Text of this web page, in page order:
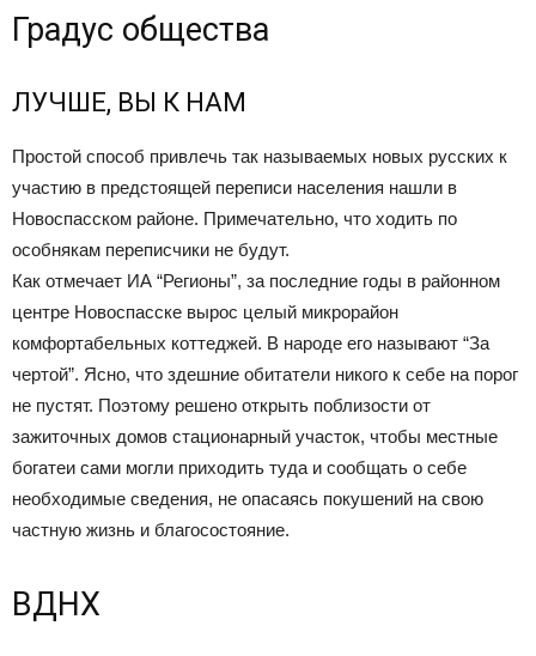
Градус общества
ЛУЧШЕ, ВЫ К НАМ
Простой способ привлечь так называемых новых русских к
участию в предстоящей переписи населения нашли в
Новоспасском районе. Примечательно, что ходить по
особнякам переписчики не будут.
Как отмечает ИА “Регионы”, за последние годы в районном
центре Новоспасске вырос целый микрорайон
комфортабельных коттеджей. В народе его называют “За
чертой”. Ясно, что здешние обитатели никого к себе на порог
не пустят. Поэтому решено открыть поблизости от
зажиточных домов стационарный участок, чтобы местные
богатеи сами могли приходить туда и сообщать о себе
необходимые сведения, не опасаясь покушений на свою
частную жизнь и благосостояние.
ВДНХ